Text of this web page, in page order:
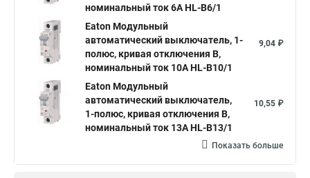
номинальный ток 6А HL-B6/1
Eaton Модульный
автоматический выключатель, 1-
полюс, кривая отключения B,
номинальный ток 10А HL-B10/1
9,04 ₽
Eaton Модульный
автоматический выключатель,
1-полюс, кривая отключения B,
номинальный ток 13А HL-B13/1
10,55 ₽
Показать больше